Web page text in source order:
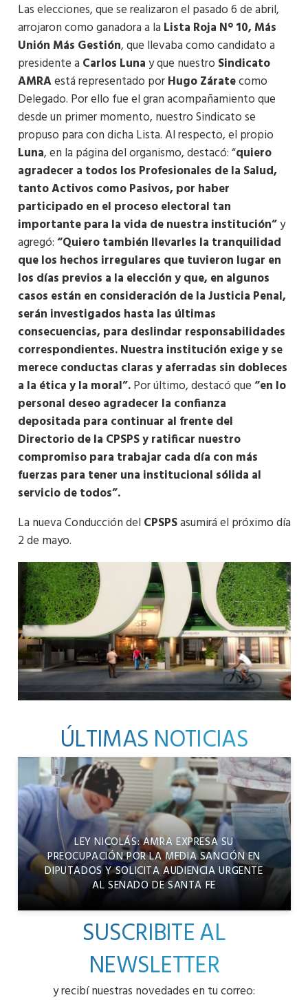
Las elecciones, que se realizaron el pasado 6 de abril,
arrojaron como ganadora a la Lista Roja N° 10, Más
Unión Más Gestión, que llevaba como candidato a
presidente a Carlos Lunay que nuestro Sindicato
AMRAestá representado porHugo Záratecomo
Delegado. Por ello fue el gran acompañamiento que
desde un primer momento, nuestro Sindicato se
propuso para con dicha Lista. Al respecto, el propio
Luna, en la página del organismo, destacó: “quiero
agradecer a todos los Profesionales de la Salud,
tanto Activos como Pasivos, por haber
participado en el proceso electoral tan
importante para la vida de nuestra institución”y
agregó:“Quiero también llevarles la tranquilidad
que los hechos irregulares que tuvieron lugar en
los días previos a la elección y que, en algunos
casos están en consideración de la Justicia Penal,
serán investigados hasta las últimas
consecuencias, para deslindar responsabilidades
correspondientes. Nuestra institución exige y se
merece conductas claras y aferradas sin dobleces
a la ética y la moral”.Por último, destacó que“en lo
personal deseo agradecer la confianza
depositada para continuar al frente del
Directorio de la CPSPS y ratificar nuestro
compromiso para trabajar cada día con más
fuerzas para tener una institucional sólida al
servicio de todos”.
La nueva Conducción del CPSPSasumirá el próximo día
2 de mayo.
ÚLTIMAS NOTICIAS
LEY NICOLÁS: AMRA EXPRESA SU
PREOCUPACIÓN POR LA MEDIA SANCIÓN EN
DIPUTADOS Y SOLICITA AUDIENCIA URGENTE
AL SENADO DE SANTA FE
SUSCRIBITE AL
NEWSLETTER
y recibí nuestras novedades en tu correo: